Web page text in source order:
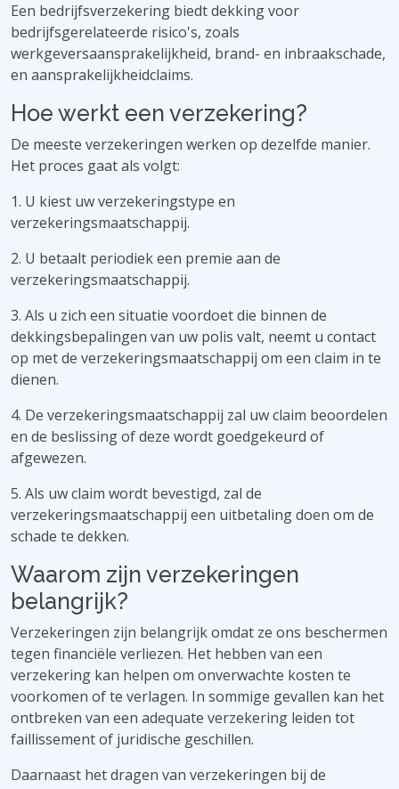
Een bedrijfsverzekering biedt dekking voor
bedrijfsgerelateerde risico's, zoals
werkgeversaansprakelijkheid, brand- en inbraakschade,
en aansprakelijkheidclaims.
Hoe werkt een verzekering?
De meeste verzekeringen werken op dezelfde manier.
Het proces gaat als volgt:
1. U kiest uw verzekeringstype en
verzekeringsmaatschappij.
2. U betaalt periodiek een premie aan de
verzekeringsmaatschappij.
3. Als u zich een situatie voordoet die binnen de
dekkingsbepalingen van uw polis valt, neemt u contact
op met de verzekeringsmaatschappij om een ​​claim in te
dienen.
4. De verzekeringsmaatschappij zal uw claim beoordelen
en de beslissing of deze wordt goedgekeurd of
afgewezen.
5. Als uw claim wordt bevestigd, zal de
verzekeringsmaatschappij een uitbetaling doen om de
schade te dekken.
Waarom zijn verzekeringen
belangrijk?
Verzekeringen zijn belangrijk omdat ze ons beschermen
tegen financiële verliezen. Het hebben van een
verzekering kan helpen om onverwachte kosten te
voorkomen of te verlagen. In sommige gevallen kan het
ontbreken van een adequate verzekering leiden tot
faillissement of juridische geschillen.
Daarnaast het dragen van verzekeringen bij de